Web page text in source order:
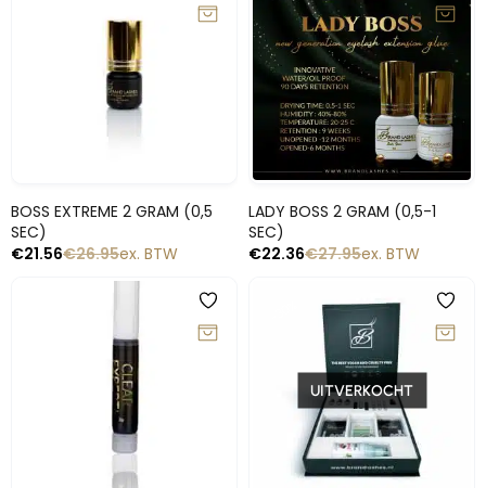
Snelle blik
BOSS EXTREME 2 GRAM (0,5
SEC)
€26.95
€21.56 ex. BTW
Snelle blik
LADY BOSS 2 GRAM (0,5-1
SEC)
€27.95
€22.36 ex. BTW
UITVERKOCHT